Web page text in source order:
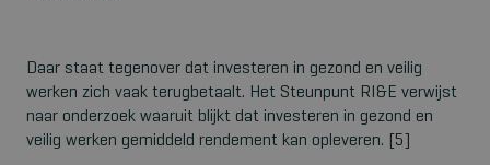
Daar staat tegenover dat investeren in gezond en veilig
werken zich vaak terugbetaalt. Het Steunpunt RI&E verwijst
naar onderzoek waaruit blijkt dat investeren in gezond en
veilig werken gemiddeld rendement kan opleveren. [5]